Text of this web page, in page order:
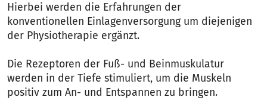
Hierbei werden die Erfahrungen der
konventionellen Einlagenversorgung um diejenigen
der Physiotherapie ergänzt.
Die Rezeptoren der Fuß- und Beinmuskulatur
werden in der Tiefe stimuliert, um die Muskeln
positiv zum An- und Entspannen zu bringen.